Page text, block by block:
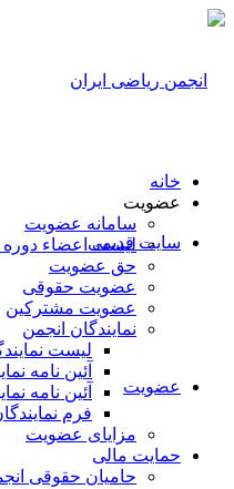
سایت قدیمی
عضویت
خانه
عضویت
سامانه عضویت
لیست اعضاء
حق عضویت
عضویت حقوقی
عضویت مشترکین
نمایندگان انجمن
لیست
آئین نامه
آئین نامه
فرم
مزایای عضویت
حمایت مالی
حامیان حقوقی